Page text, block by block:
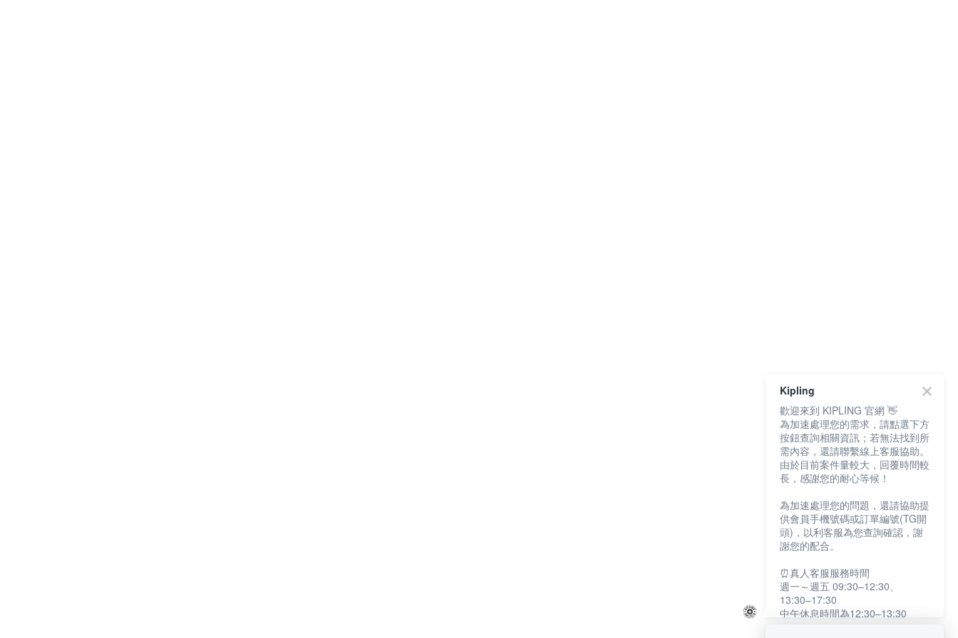
Kipling
歡迎來到 KIPLING 官網 👋
為加速處理您的需求，請點選下方
按鈕查詢相關資訊；若無法找到所
需內容，還請聯繫線上客服協助。
由於目前案件量較大，回覆時間較
長，感謝您的耐心等候！
為加速處理您的問題，還請協助提
供會員手機號碼或訂單編號(TG開
頭)，以利客服為您查詢確認，謝
謝您的配合。
⏰真人客服服務時間
週一～週五 09:30–12:30、
13:30–17:30
中午休息時間為12:30–13:30